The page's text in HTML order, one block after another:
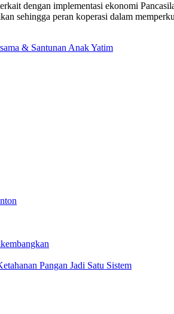
dengan implementasi ekonomi
sehingga peran koperasi dalam
& Santunan Anak Yatim
Pangan Jadi Satu Sistem